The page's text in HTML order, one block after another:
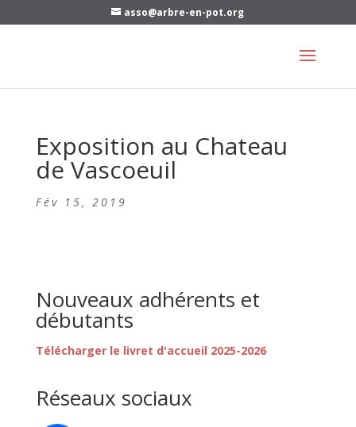
asso@arbre-en-pot.org
Exposition au Chateau
de Vascoeuil
Fév 15, 2019
Nouveaux adhérents et
débutants
Télécharger le livret d'accueil 2025-2026
Réseaux sociaux